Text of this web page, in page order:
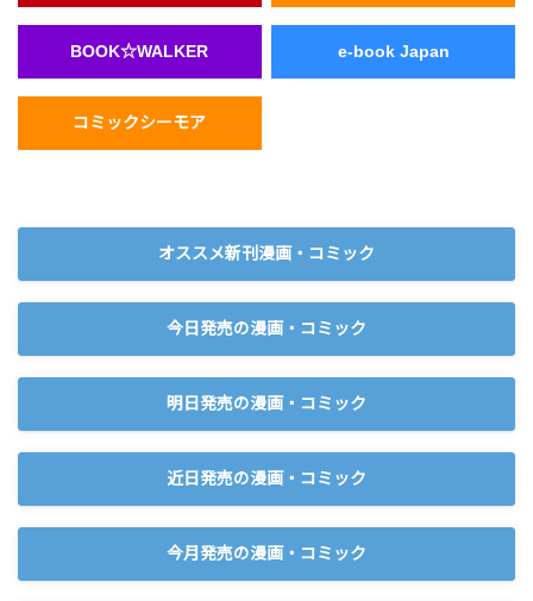
BOOK☆WALKER e-book Japan
コミックシーモア
オススメ新刊漫画・コミック
今日発売の漫画・コミック
明日発売の漫画・コミック
近日発売の漫画・コミック
今月発売の漫画・コミック